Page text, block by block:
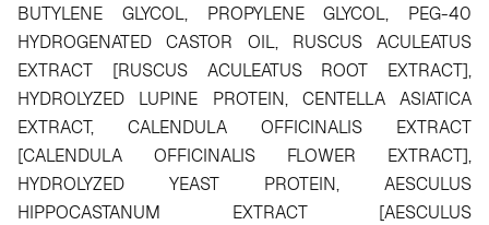
BUTYLENE GLYCOL, PROPYLENE GLYCOL, PEG-40
HYDROGENATED CASTOR OIL, RUSCUS ACULEATUS
EXTRACT [RUSCUS ACULEATUS ROOT EXTRACT],
HYDROLYZED LUPINE PROTEIN, CENTELLA ASIATICA
EXTRACT, CALENDULA OFFICINALIS EXTRACT
[CALENDULA OFFICINALIS FLOWER EXTRACT],
HYDROLYZED YEAST PROTEIN, AESCULUS
HIPPOCASTANUM EXTRACT [AESCULUS